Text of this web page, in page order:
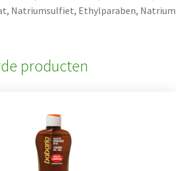
Natriumsulfiet, Ethylparaben, Natrium
producten